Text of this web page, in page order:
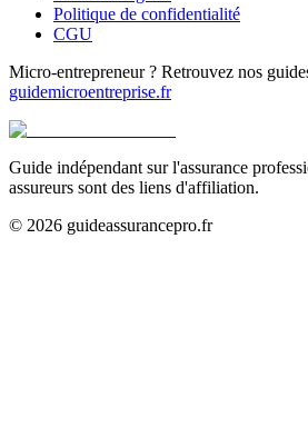
Politique de confidentialité
CGU
Micro-entrepreneur ? Retrouvez nos
guidemicroentreprise.fr
Guide indépendant sur l'assurance
assureurs sont des liens d'affiliation.
© 2026 guideassurancepro.fr